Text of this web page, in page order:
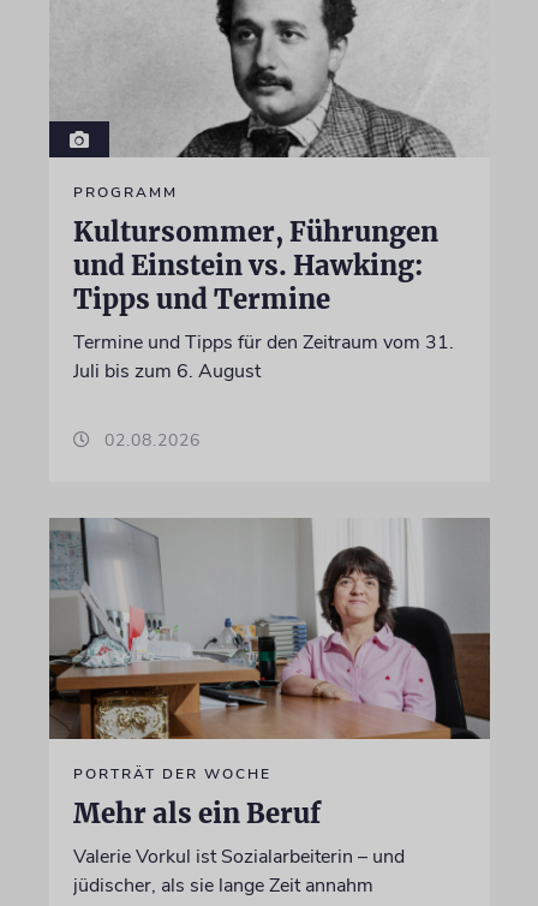
PROGRAMM
Kultursommer, Führungen
und Einstein vs. Hawking:
Tipps und Termine
Termine und Tipps für den Zeitraum vom 31.
Juli bis zum 6. August
02.08.2026
PORTRÄT DER WOCHE
Mehr als ein Beruf
Valerie Vorkul ist Sozialarbeiterin – und
jüdischer, als sie lange Zeit annahm